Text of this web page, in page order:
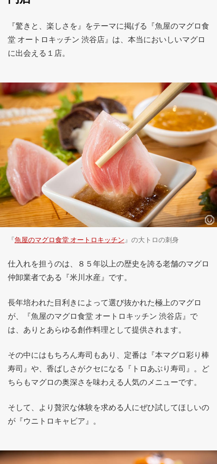
『驚きと、楽しさを』をテーマに掲げる『魚屋のマグロ食
堂 オートロキッチン 渋谷店』は、本当においしいマグロ
に出会える１店。
『魚屋のマグロ食堂 オートロキッチン 』の大トロの刺身
仕入れを担うのは、８５年以上の歴史を誇る老舗のマグロ
仲卸業者である『米川水産』です。
長年培われた目利きによって選び抜かれた極上のマグロ
が、『魚屋のマグロ食堂 オートロキッチン 渋谷店』で
は、ありとあらゆる創作料理として提供されます。
その中にはもちろん寿司もあり、定番は『本マグロ彩り棒
寿司』や、香ばしさがクセになる『トロあぶり寿司』。ど
ちらもマグロの奥深さを味わえる人気のメニューです。
そして、より贅沢な体験を求める人にぜひ試してほしいの
が『ウニトロキャビア』。